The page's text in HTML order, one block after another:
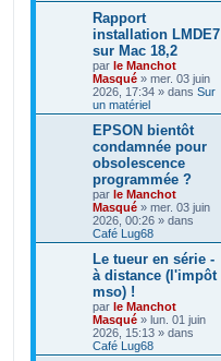
Rapport
installation LMDE7
sur Mac 18,2
par le Manchot
Masqué » mer. 03 juin
2026, 17:34 » dans Sur
un matériel
EPSON bientôt
condamnée pour
obsolescence
programmée ?
par le Manchot
Masqué » mer. 03 juin
2026, 00:26 » dans
Café Lug68
Le tueur en série -
à distance (l'impôt
mso) !
par le Manchot
Masqué » lun. 01 juin
2026, 15:13 » dans
Café Lug68